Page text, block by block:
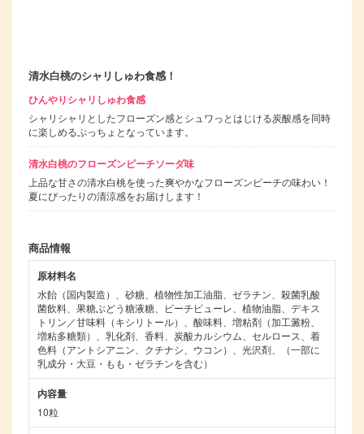
清水白桃のシャリしゅわ食感！
ひんやりシャリしゅわ食感
シャリシャリとしたフローズン感とシュワっとはじける炭酸感を同時
に楽しめるぷっちょとなっています。
清水白桃のフローズンピーチソーダ味
上品な甘さの清水白桃を使った爽やかなフローズンピーチの味わい！
夏にぴったりの清涼感をお届けします！
商品情報
原材料名
水飴（国内製造）、砂糖、植物性加工油脂、ゼラチン、殺菌乳酸
菌飲料、果糖ぶどう糖液糖、ピーチピューレ、植物油脂、デキス
トリン／甘味料（キシリトール）、酸味料、増粘剤（加工澱粉、
増粘多糖類）、乳化剤、香料、炭酸カルシウム、セルロース、着
色料（アントシアニン、クチナシ、ウコン）、光沢剤、（一部に
乳成分・大豆・もも・ゼラチンを含む）
内容量
10粒